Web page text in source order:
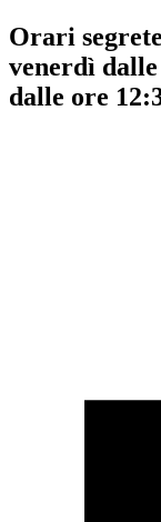
Orari
venerdì
dalle ore